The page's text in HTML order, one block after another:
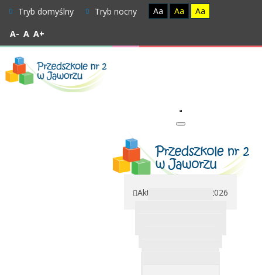
Tryb domyślny Tryb nocny Aa Aa Aa
A- A A+
Aktualności 2025 / 2026